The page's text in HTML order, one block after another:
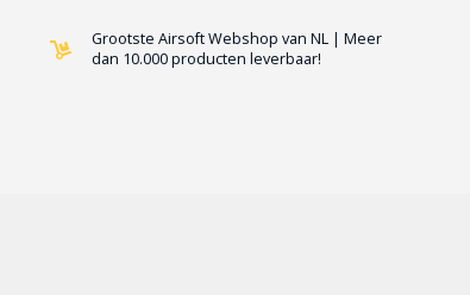
Grootste Airsoft Webshop van NL | Meer
dan 10.000 producten leverbaar!